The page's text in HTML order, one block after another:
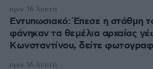
Εντυπωσιακό: Έπεσε η στάθμη
φάνηκαν τα θεμέλια αρχαίας
Κωνσταντίνου, δείτε
πριν 16 λεπτά
πριν 16 λεπτά